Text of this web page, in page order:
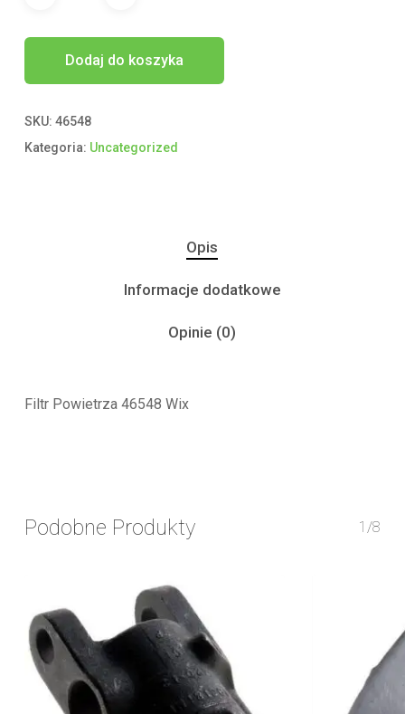
Dodaj do koszyka
SKU: 46548
Kategoria: Uncategorized
Opis
Informacje dodatkowe
Opinie (0)
Filtr Powietrza 46548 Wix
Podobne Produkty 1/8